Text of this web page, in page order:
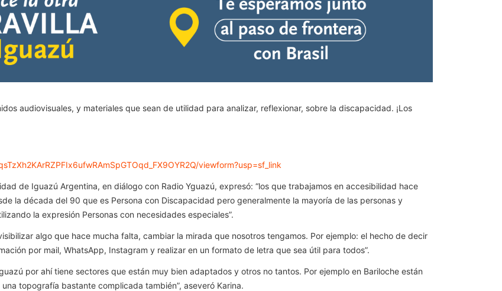
audiovisuales, y materiales que sean de utilidad para analizar, reflexionar, sobre la discapacidad. ¡Los
viewform?usp=sf_link
de Iguazú Argentina, en diálogo con Radio Yguazú, expresó: “los que trabajamos en accesibilidad hace
la década del 90 que es Persona con Discapacidad pero generalmente la mayoría de las personas y
la expresión Personas con necesidades especiales”.
algo que hace mucha falta, cambiar la mirada que nosotros tengamos. Por ejemplo: el hecho de decir
por mail, WhatsApp, Instagram y realizar en un formato de letra que sea útil para todos”.
por ahí tiene sectores que están muy bien adaptados y otros no tantos. Por ejemplo en Bariloche están
topografía bastante complicada también”, aseveró Karina.